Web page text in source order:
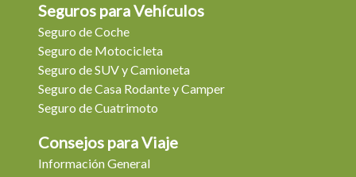
Seguros para Vehículos
Seguro de Coche
Seguro de Motocicleta
Seguro de SUV y Camioneta
Seguro de Casa Rodante y Camper
Seguro de Cuatrimoto
Consejos para Viaje
Información General